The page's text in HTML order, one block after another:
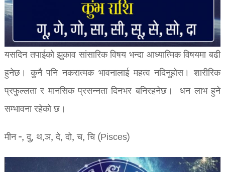
यसदिन तपाईको झुकाव सांसारिक विषय भन्दा आध्यात्मिक विषयमा बढी
हुनेछ। कुनै पनि नकरात्मक भावनालाई महत्व नदिनुहोस। शारीरिक
प्रफुल्लता र मानसिक प्रसन्नता दिनभर बनिरहनेछ। धन लाभ हुने
सम्भावना रहेको छ।
मीन -, दु, थ,ञ, दे, दो, च, चि (Pisces)